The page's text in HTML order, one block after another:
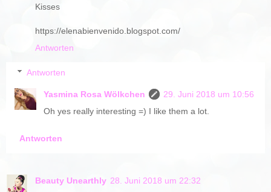
Kisses
https://elenabienvenido.blogspot.com/
Antworten
Antworten
Yasmina Rosa Wölkchen
29. Juni 2018 um 10:56
Oh yes really interesting =) I like them a lot.
Antworten
Beauty Unearthly 28. Juni 2018 um 22:32